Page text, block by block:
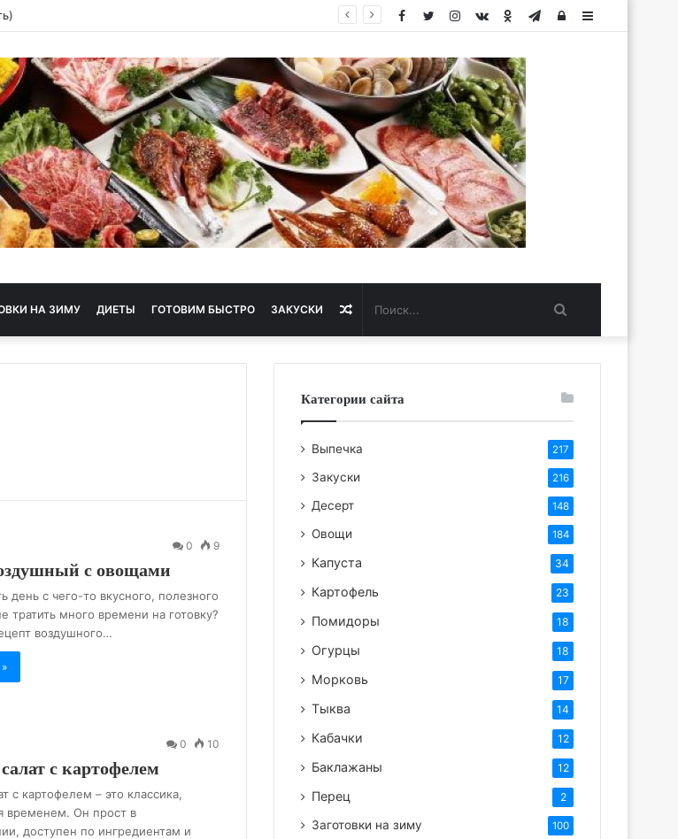
Sidebar
Авторизация
Telegram
Одноклассники
vk.com
Instagram
Twitter
Facebook
НА ЗИМУ ДИЕТЫ ГОТОВИМ БЫСТРО ЗАКУСКИ Случайная
статья
0 9
с овощами
день с чего-то вкусного, полезного
тратить много времени на готовку?
воздушного…
0 10
с картофелем
с картофелем – это классика,
временем. Он прост в
доступен по ингредиентам и
Категории сайта
Выпечка 217
Закуски 216
Десерт 148
Овощи 184
Капуста 34
Картофель 23
Помидоры 18
Огурцы 18
Морковь 17
Тыква 14
Кабачки 12
Баклажаны 12
Перец 2
Заготовки на зиму 100